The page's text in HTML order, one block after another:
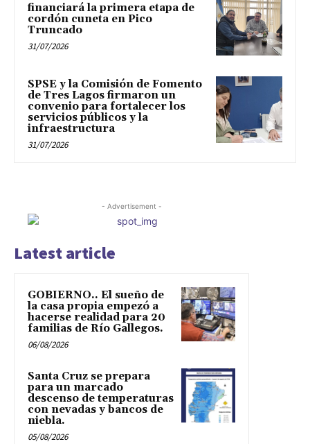
financiará la primera etapa de
cordón cuneta en Pico
Truncado
31/07/2026
SPSE y la Comisión de Fomento
de Tres Lagos firmaron un
convenio para fortalecer los
servicios públicos y la
infraestructura
31/07/2026
- Advertisement -
Latest article
GOBIERNO.. El sueño de
la casa propia empezó a
hacerse realidad para 20
familias de Río Gallegos.
06/08/2026
Santa Cruz se prepara
para un marcado
descenso de temperaturas
con nevadas y bancos de
niebla.
05/08/2026